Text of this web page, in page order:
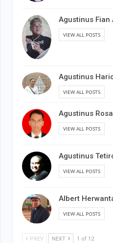
Agustinus Fian
VIEW ALL POSTS
Agustinus
VIEW ALL POSTS
Agustinus
VIEW ALL POSTS
Agustinus
VIEW ALL POSTS
Albert
VIEW ALL POSTS
PREV NEXT 1 of 12